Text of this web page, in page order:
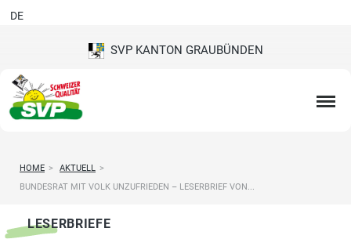
SVP KANTON GRAUBÜNDEN
DE
HOME > AKTUELL >
BUNDESRAT MIT VOLK UNZUFRIEDEN – LESERBRIEF VON...
LESERBRIEFE